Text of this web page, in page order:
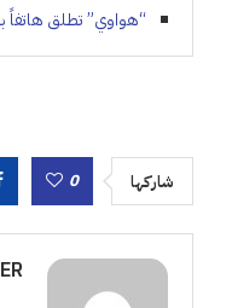
“هواوي” تطلق هاتفاً
شاركها 0